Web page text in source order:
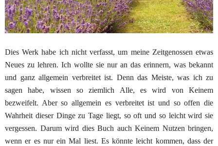
Dies Werk habe ich nicht verfasst, um meine Zeitgenossen etwas
Neues zu lehren. Ich wollte sie nur an das erinnern, was bekannt
und ganz allgemein verbreitet ist. Denn das Meiste, was ich zu
sagen habe, wissen so ziemlich Alle, es wird von Keinem
bezweifelt. Aber so allgemein es verbreitet ist und so offen die
Wahrheit dieser Dinge zu Tage liegt, so oft und so leicht wird sie
vergessen. Darum wird diesBuch auch Keinem Nutzen bringen,
wenn er es nur einMal liest. Es könnte leicht kommen, dass der